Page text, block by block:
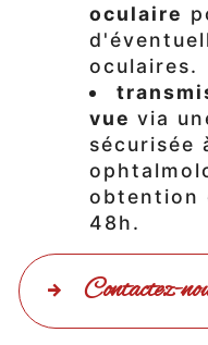
oculaire
oculaires.
vue via
sécurisée
obtention
48h.
Contactez-